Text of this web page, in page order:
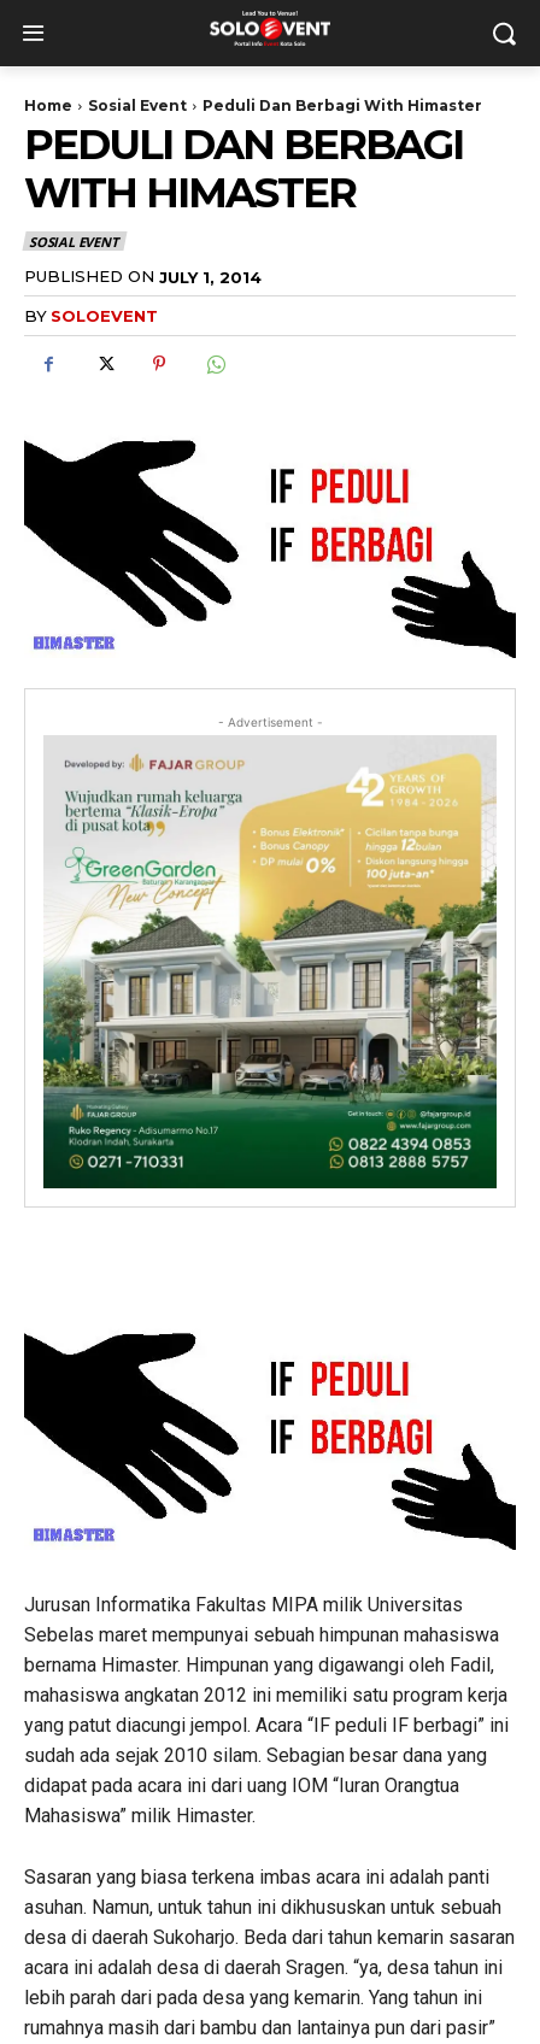
Home Sosial Event Peduli Dan Berbagi With Himaster
PEDULI DAN BERBAGI
WITH HIMASTER
SOSIAL EVENT
PUBLISHED ON JULY 1, 2014
BY SOLOEVENT
- Advertisement -
Jurusan Informatika Fakultas MIPA milik Universitas
Sebelas maret mempunyai sebuah himpunan mahasiswa
bernama Himaster. Himpunan yang digawangi oleh Fadil,
mahasiswa angkatan 2012 ini memiliki satu program kerja
yang patut diacungi jempol. Acara “IF peduli IF berbagi” ini
sudah ada sejak 2010 silam. Sebagian besar dana yang
didapat pada acara ini dari uang IOM “Iuran Orangtua
Mahasiswa” milik Himaster.
Sasaran yang biasa terkena imbas acara ini adalah panti
asuhan. Namun, untuk tahun ini dikhususkan untuk sebuah
desa di daerah Sukoharjo. Beda dari tahun kemarin sasaran
acara ini adalah desa di daerah Sragen. “ya, desa tahun ini
lebih parah dari pada desa yang kemarin. Yang tahun ini
rumahnya masih dari bambu dan lantainya pun dari pasir”